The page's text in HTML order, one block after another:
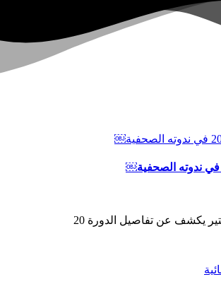
يكشف عن تفاصيل الدورة 20